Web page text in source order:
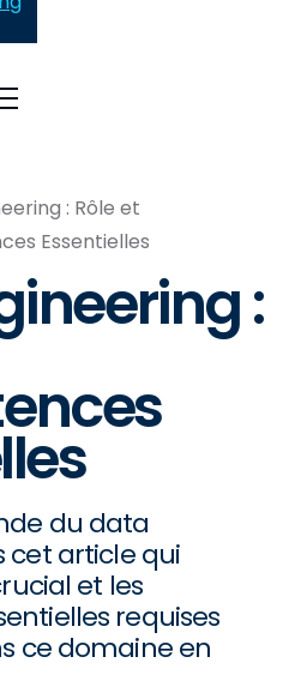
: Rôle et
Essentielles
:
du data
cet article qui
et les
requises
ce domaine en